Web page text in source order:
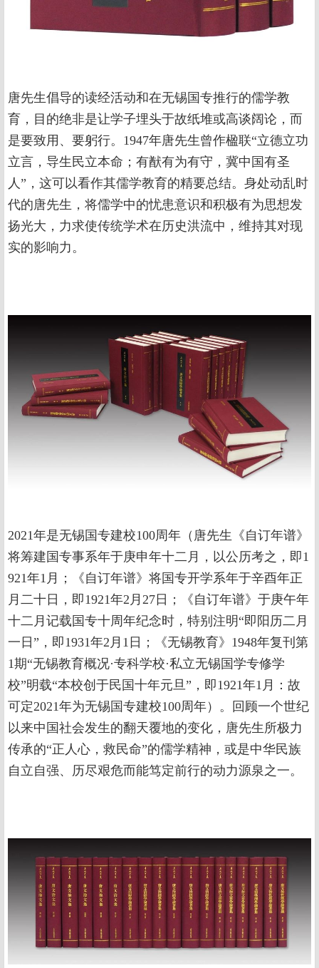
唐先生倡导的读经活动和在无锡国专推行的儒学教
育，目的绝非是让学子埋头于故纸堆或高谈阔论，而
是要致用、要躬行。1947年唐先生曾作楹联“立德立功
立言，导生民立本命；有猷有为有守，冀中国有圣
人”，这可以看作其儒学教育的精要总结。身处动乱时
代的唐先生，将儒学中的忧患意识和积极有为思想发
扬光大，力求使传统学术在历史洪流中，维持其对现
实的影响力。
2021年是无锡国专建校100周年（唐先生《自订年谱》
将筹建国专事系年于庚申年十二月，以公历考之，即1
921年1月；《自订年谱》将国专开学系年于辛酉年正
月二十日，即1921年2月27日；《自订年谱》于庚午年
十二月记载国专十周年纪念时，特别注明“即阳历二月
一日”，即1931年2月1日；《无锡教育》1948年复刊第
1期“无锡教育概况·专科学校·私立无锡国学专修学
校”明载“本校创于民国十年元旦”，即1921年1月：故
可定2021年为无锡国专建校100周年）。回顾一个世纪
以来中国社会发生的翻天覆地的变化，唐先生所极力
传承的“正人心，救民命”的儒学精神，或是中华民族
自立自强、历尽艰危而能笃定前行的动力源泉之一。